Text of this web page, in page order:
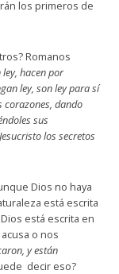
los primeros de
Romanos
hacen por
ley, son ley para sí
corazones, dando
sus
los secretos
Dios no haya
está escrita
está escrita en
o nos
y están
decir eso?